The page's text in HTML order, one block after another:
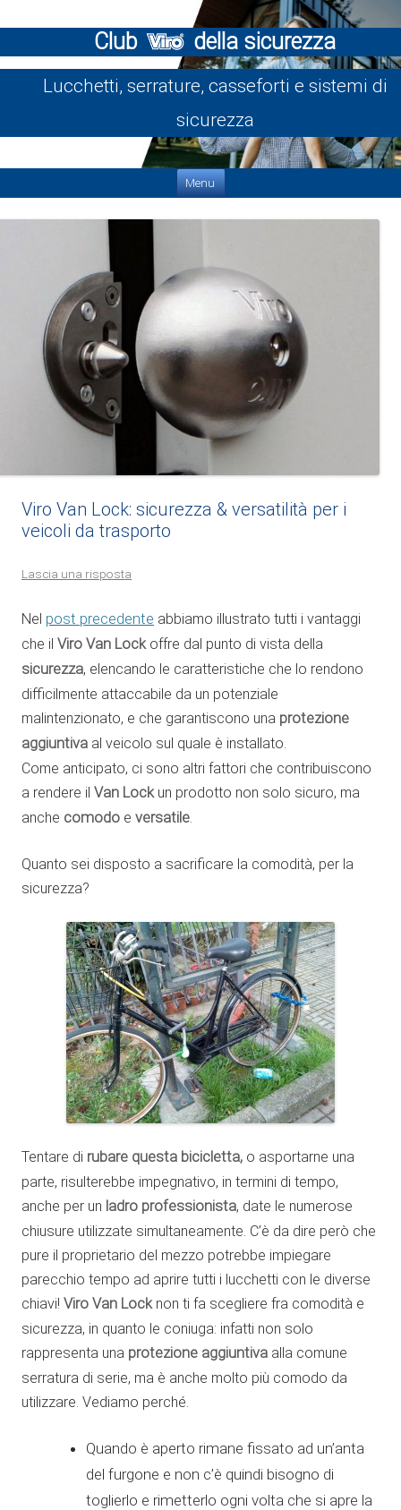
Club della sicurezza
Lucchetti, serrature, casseforti e sistemi di
sicurezza
Menu
Viro Van Lock: sicurezza & versatilità per i
veicoli da trasporto
Lascia una risposta
Nel post precedente abbiamo illustrato tutti i vantaggi
che il Viro Van Lockoffre dal punto di vista della
sicurezza, elencando le caratteristiche che lo rendono
difficilmente attaccabile da un potenziale
malintenzionato, e che garantiscono una protezione
aggiuntiva al veicolo sul quale è installato.
Come anticipato, ci sono altri fattori che contribuiscono
a rendere il Van Lockun prodotto non solo sicuro, ma
anche comodo e versatile.
Quanto sei disposto a sacrificare la comodità, per la
sicurezza?
Tentare di rubare questa bicicletta, o asportarne una
parte, risulterebbe impegnativo, in termini di tempo,
anche per un ladro professionista, date le numerose
chiusure utilizzate simultaneamente. C’è da dire però che
pure il proprietario del mezzo potrebbe impiegare
parecchio tempo ad aprire tutti i lucchetti con le diverse
chiavi! Viro Van Locknon ti fa scegliere fra comodità e
sicurezza, in quanto le coniuga: infatti non solo
rappresenta una protezione aggiuntiva alla comune
serratura di serie, ma è anche molto più comodo da
utilizzare. Vediamo perché.
Quando è aperto rimane fissato ad un’anta
del furgone e non c’è quindi bisogno di
toglierlo e rimetterlo ogni volta che si apre la